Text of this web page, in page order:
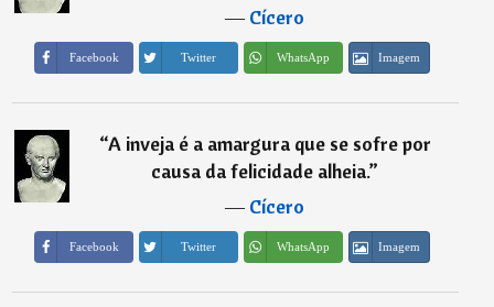
―Cícero
Facebook Twitter WhatsApp Imagem
“A inveja é a amargura que se sofre por
causa da felicidade alheia.”
―Cícero
Facebook Twitter WhatsApp Imagem